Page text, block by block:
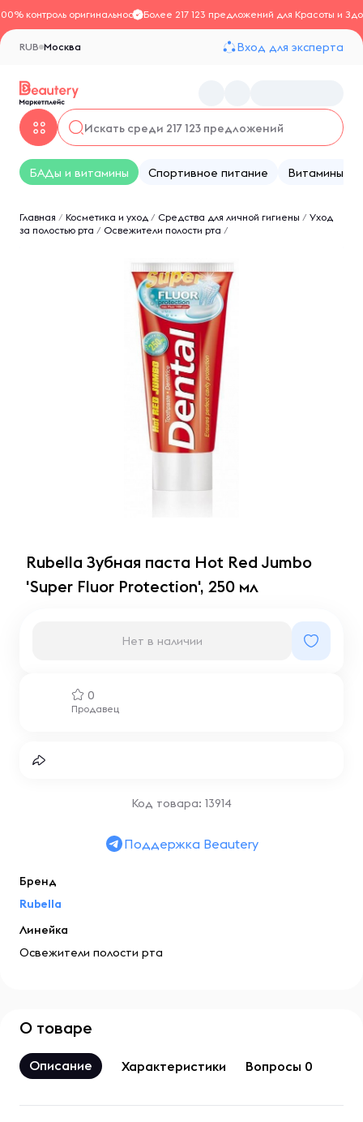
контроль оригинальностиБолее 217 123 предложений для Красоты и
Москва
RUB Вход для эксперта
БАДы и витамины Спортивное питание Витамины
Главная / Косметика и уход / Средства для личной гигиены / Уход
за полостью рта / Освежители полости рта /
Rubella Зубная паста Hot Red Jumbo
'Super Fluor Protection', 250 мл
0
Продавец
Нет в наличии
Код товара: 13914
Поддержка Beautery
Бренд
Rubella
Линейка
Освежители полости рта
О товаре
Описание Характеристики Вопросы 0